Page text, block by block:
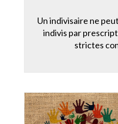
Un indivisaire ne
indivis par
strictes